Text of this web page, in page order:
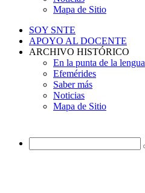
Mapa de Sitio
SOY SNTE
APOYO AL DOCENTE
ARCHIVO HISTÓRICO
En la punta de la lengua
Efemérides
Saber más
Noticias
Mapa de Sitio